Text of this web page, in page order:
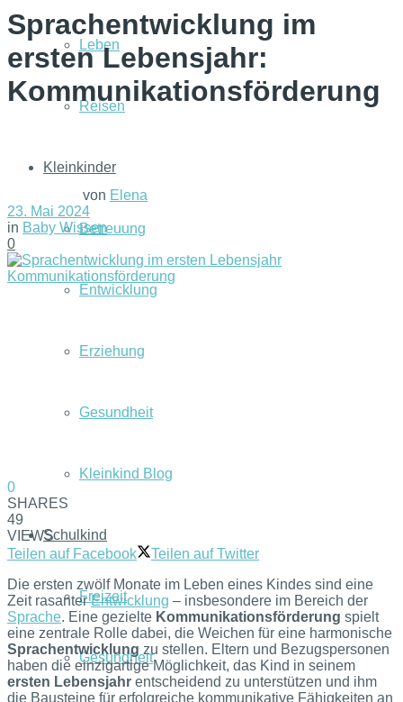
Leben
Reisen
Kleinkinder
Betreuung
Entwicklung
Erziehung
Gesundheit
Kleinkind Blog
Schulkind
Freizeit
Gesundheit
Sprachentwicklung im
ersten Lebensjahr:
Kommunikationsförderung
von Elena
23. Mai 2024
in Baby Wissen
0
0
SHARES
49
VIEWS
Teilen auf Facebook
Teilen auf Twitter
Die ersten zwölf Monate im Leben eines Kindes sind eine
Zeit rasanterEntwicklung – insbesondere im Bereich der
Sprache. Eine gezielte Kommunikationsförderung spielt
eine zentrale Rolle dabei, die Weichen für eine harmonische
Sprachentwicklung zu stellen. Eltern und Bezugspersonen
haben die einzigartige Möglichkeit, das Kind in seinem
ersten Lebensjahr entscheidend zu unterstützen und ihm
die Bausteine für erfolgreiche kommunikative Fähigkeiten an